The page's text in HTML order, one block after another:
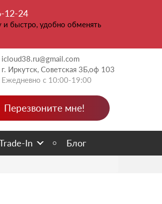
12-24
быстро, удобно обменять
icloud38.ru@gmail.com
г. Иркутск, Советская 3Б,оф 103
Ежедневно с 10:00-19:00
Перезвоните мне!
In Блог